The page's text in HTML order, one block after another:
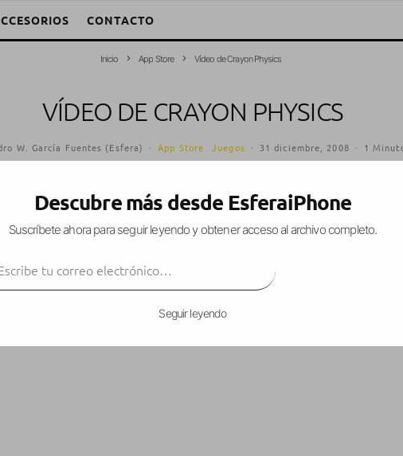
CONTACTO
Inicio App Store Vídeo de Crayon Physics
VÍDEO DE CRAYON PHYSICS
W. García Fuentes (Esfera) · App Store Juegos · 31 diciembre, 2008 · 1
debería aparecer la versión para iPhone deCrayon
juego en acción.
Descubre más desde EsferaiPhone
Suscríbete ahora para seguir leyendo y obtener acceso al archivo completo.
Seguir leyendo